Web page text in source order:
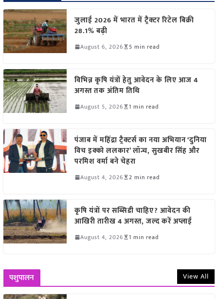
जुलाई 2026 में भारत में ट्रैक्टर रिटेल बिक्री
28.1% बढ़ी
August 6, 2026 5 min read
विभिन्न कृषि यंत्रों हेतु आवेदन के लिए आज 4
अगस्त तक अंतिम तिथि
August 5, 2026 1 min read
पंजाब में महिंद्रा ट्रैक्टर्स का नया अभियान ‘दुनिया
विच इक्को ललकार’ लॉन्च, सुखबीर सिंह और
परमिश वर्मा बने चेहरा
August 4, 2026 2 min read
कृषि यंत्रों पर सब्सिडी चाहिए? आवेदन की
आखिरी तारीख 4 अगस्त, जल्द करें अप्लाई
August 4, 2026 1 min read
पशुपालन View All